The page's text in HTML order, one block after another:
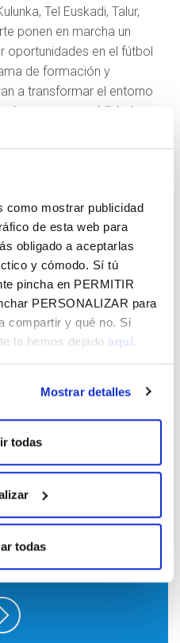
como mostrar publicidad
de esta web para
obligado a aceptarlas
y cómodo. Sí tú
pincha en PERMITIR
PERSONALIZAR para
compartir y qué no. Si
la hemos dejado aquí.
Mostrar detalles
todas
todas
Tel Euskadi, Talur,
ponen en marcha un
oportunidades en el fútbol
de formación y
a transformar el entorno
de corresponsabilidad y
participación del
en este
y en cada
Álava.
de hacer visible a la
de sensibilizar a los
que encuentran estas
formación con técnicos
sala en temas de diversidad
LO QUE TE INTERESA